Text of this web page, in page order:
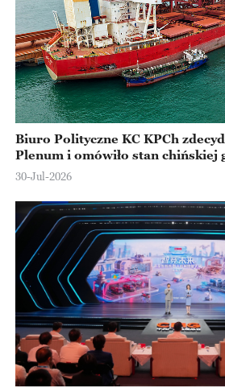
Biuro Polityczne KC KPCh
Plenum i omówiło stan chińskiej
30-Jul-2026